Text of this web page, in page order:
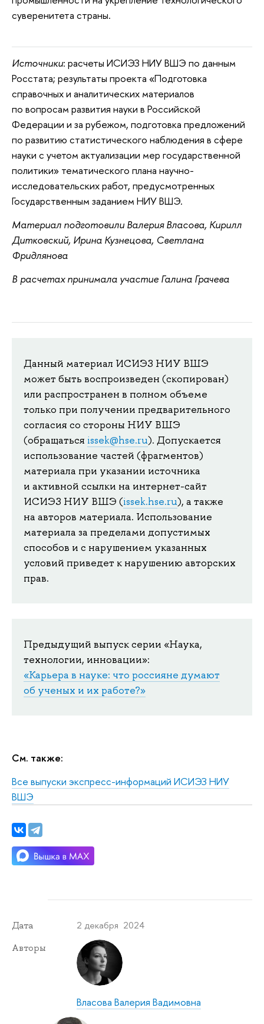
суверенитета страны.
Источники: расчеты ИСИЭЗ НИУ ВШЭ по данным
Росстата; результаты проекта «Подготовка
справочных и аналитических материалов
по вопросам развития науки в Российской
Федерации и за рубежом, подготовка предложений
по развитию статистического наблюдения в сфере
науки с учетом актуализации мер государственной
политики» тематического плана научно-
исследовательских работ, предусмотренных
Государственным заданием НИУ ВШЭ.
Материал подготовили Валерия Власова, Кирилл
Дитковский, Ирина Кузнецова, Светлана
Фридлянова
В расчетах принимала участие Галина Грачева
Данный материал ИСИЭЗ НИУ ВШЭ
может быть воспроизведен (скопирован)
или распространен в полном объеме
только при получении предварительного
согласия со стороны НИУ ВШЭ
(обращаться issek@hse.ru). Допускается
использование частей (фрагментов)
материала при указании источника
и активной ссылки на интернет-сайт
ИСИЭЗ НИУ ВШЭ (issek.hse.ru), а также
на авторов материала. Использование
материала за пределами допустимых
способов и с нарушением указанных
условий приведет к нарушению авторских
прав.
Предыдущий выпуск серии «Наука,
технологии, инновации»:
«Карьера в науке: что россияне думают
об ученых и их работе?»
См. также:
Все выпуски экспресс-информаций ИСИЭЗ НИУ
ВШЭ
Дата 2 декабря 2024
Авторы
Власова Валерия Вадимовна